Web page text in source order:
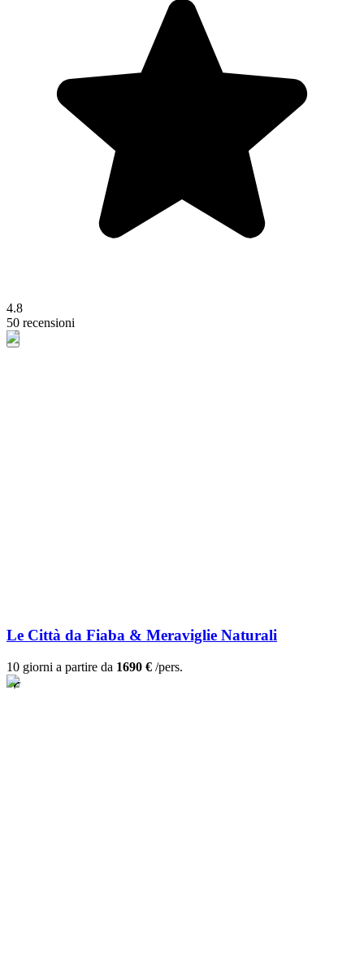
4.8
50 recensioni
Le Città da Fiaba & Meraviglie Naturali
10 giorni a partire da 1690 € /pers.